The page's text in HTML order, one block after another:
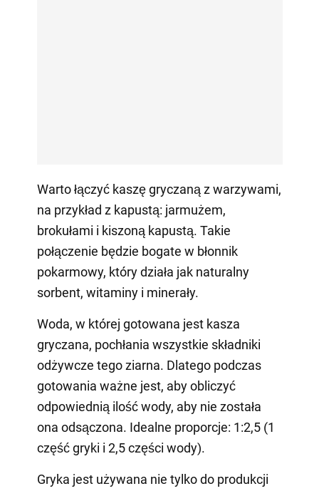
Warto łączyć kaszę gryczaną z warzywami,
na przykład z kapustą: jarmużem,
brokułami i kiszoną kapustą. Takie
połączenie będzie bogate w błonnik
pokarmowy, który działa jak naturalny
sorbent, witaminy i minerały.
Woda, w której gotowana jest kasza
gryczana, pochłania wszystkie składniki
odżywcze tego ziarna. Dlatego podczas
gotowania ważne jest, aby obliczyć
odpowiednią ilość wody, aby nie została
ona odsączona. Idealne proporcje: 1:2,5 (1
część gryki i 2,5 części wody).
Gryka jest używana nie tylko do produkcji